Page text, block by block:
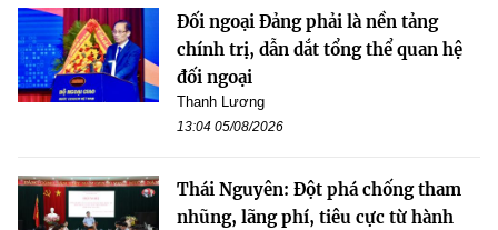
Đối ngoại Đảng phải là nền tảng
chính trị, dẫn dắt tổng thể quan hệ
đối ngoại
Thanh Lương
13:04 05/08/2026
Thái Nguyên: Đột phá chống tham
nhũng, lãng phí, tiêu cực từ hành